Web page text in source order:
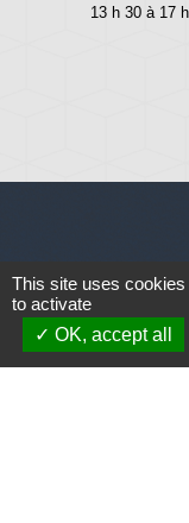
13 h 30 à 17
Liens
Météo
This site uses
to activate
OK, accept all